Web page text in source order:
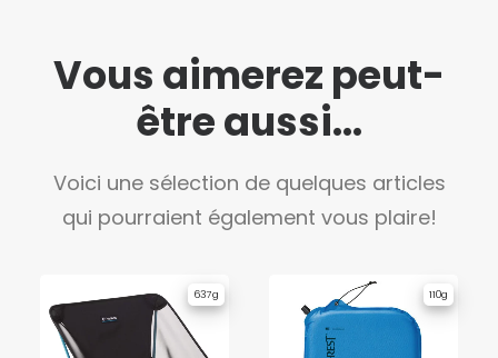
Vous aimerez peut-
être aussi...
Voici une sélection de quelques articles
qui pourraient également vous plaire!
637g 110g